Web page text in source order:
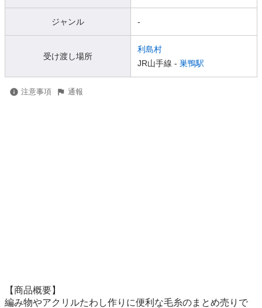
ジャンル -
受け渡し場所
利島村
JR山手線 - 巣鴨駅
注意事項 通報
​【商品概要】
編み物やアクリルたわし作りに便利な毛糸のまとめ売りで